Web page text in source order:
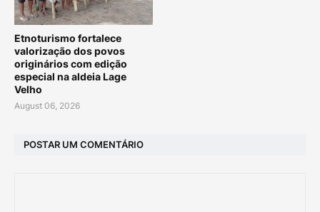
Etnoturismo fortalece
valorização dos povos
originários com edição
especial na aldeia Lage
Velho
August 06, 2026
POSTAR UM COMENTÁRIO